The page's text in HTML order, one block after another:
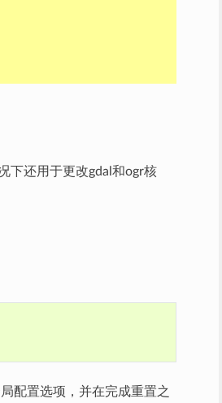
下还用于更改gdal和ogr核
配置选项，并在完成重置之